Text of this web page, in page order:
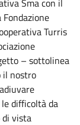
Sma con il
Turris
– sottolinea
il nostro
difficoltà da
di vista